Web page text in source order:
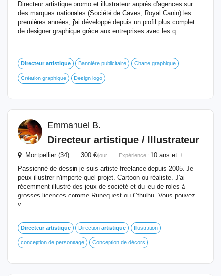
Directeur artistique promo et illustrateur auprès d'agences sur
des marques nationales (Société de Caves, Royal Canin) les
premières années, j'ai développé depuis un profil plus complet
de designer graphique grâce aux entreprises avec les q...
Directeur artistique Bannière publicitaire Charte graphique
Création graphique Design logo
Emmanuel B.
Directeur artistique / Illustrateur
Montpellier (34) 300 €/jour Expérience : 10 ans et +
Passionné de dessin je suis artiste freelance depuis 2005. Je
peux illustrer n'importe quel projet. Cartoon ou réaliste. J'ai
récemment illustré des jeux de société et du jeu de roles à
grosses licences comme Runequest ou Cthulhu. Vous pouvez
v...
Directeur artistique Direction artistique Illustration
conception de personnage Conception de décors